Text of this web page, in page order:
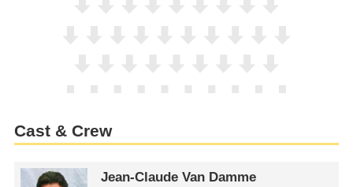
Cast & Crew
Jean-Claude Van Damme